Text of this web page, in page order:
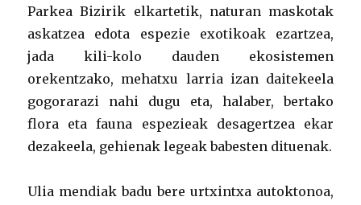
Parkea Bizirik elkartetik, naturan maskotak
askatzea edota espezie exotikoak ezartzea,
jada kili-kolo dauden ekosistemen
orekentzako, mehatxu larria izan daitekeela
gogorarazi nahi dugu eta, halaber, bertako
flora eta fauna espezieak desagertzea ekar
dezakeela, gehienak legeak babesten dituenak.
Ulia mendiak badu bere urtxintxa autoktonoa,